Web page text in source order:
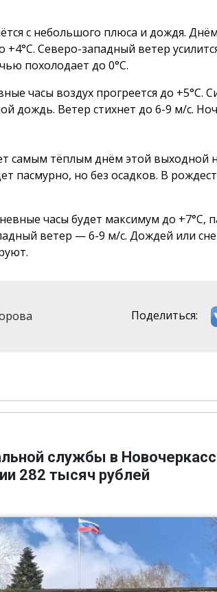
с небольшого плюса и дождя.
Северо-западный ветер
похолодает до 0°С.
часы воздух прогреется до +5°С.
дождь. Ветер стихнет до 6-9 м/с.
самым тёплым днём этой выходной
пасмурно, но без осадков. В
часы будет максимум до +7°С,
ветер — 6-9 м/с. Дождей или
Поделиться:
службы в
282 тысяч рублей